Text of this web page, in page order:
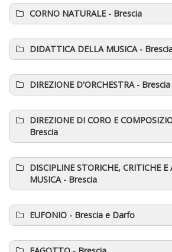
CORNO NATURALE- Brescia
DIDATTICA DELLA MUSICA-
DIREZIONE D'ORCHESTRA- Brescia
DIREZIONE DI CORO E
Brescia
DISCIPLINE STORICHE, CRITICHE
MUSICA- Brescia
EUFONIO - Brescia e Darfo